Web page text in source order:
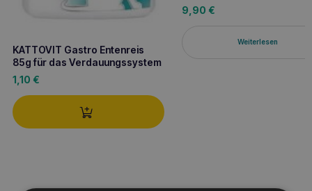
KATTOVIT Gastro Entenreis
85g für das Verdauungssystem
1,10 €
9,90 €
Weiterlesen